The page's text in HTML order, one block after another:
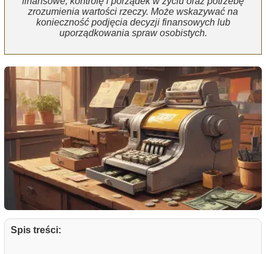
zrozumienia wartości rzeczy. Może wskazywać na
konieczność podjęcia decyzji finansowych lub
uporządkowania spraw osobistych.
Spis treści: